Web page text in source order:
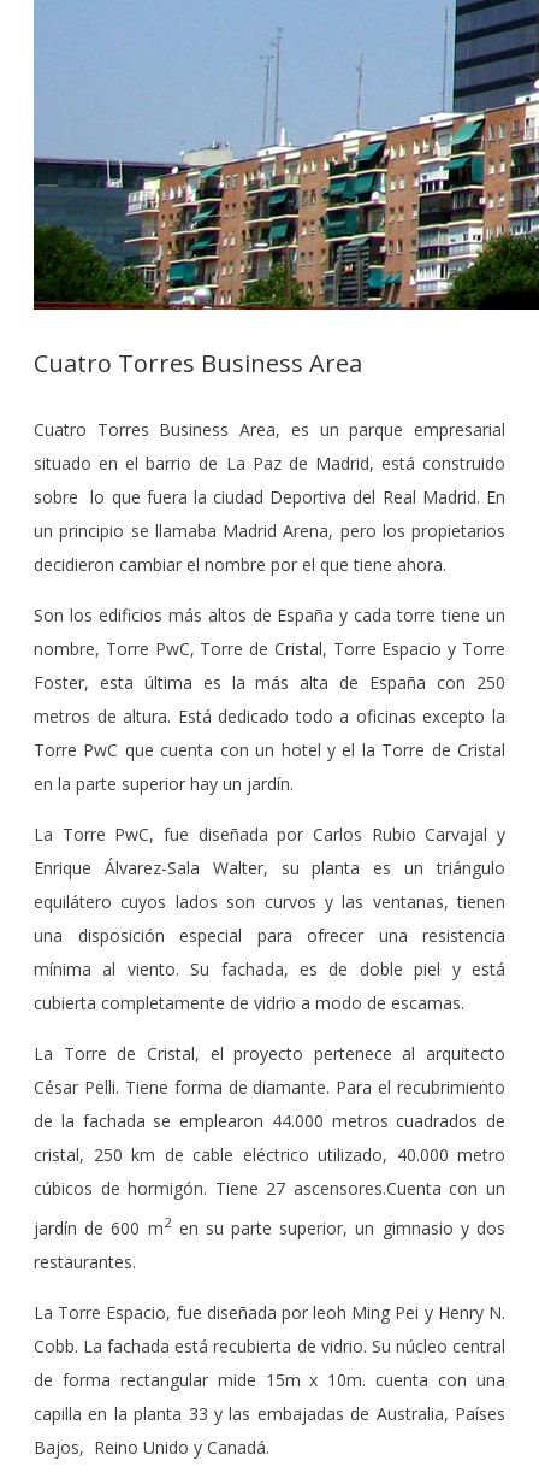
Cuatro Torres Business Area
Cuatro Torres Business Area, es un parque empresarial
situado en el barrio de La Paz de Madrid, está construido
sobre lo que fuera la ciudad Deportiva del Real Madrid. En
un principio se llamaba Madrid Arena, pero los propietarios
decidieron cambiar el nombre por el que tiene ahora.
Son los edificios más altos de España y cada torre tiene un
nombre, Torre PwC, Torre de Cristal, Torre Espacio y Torre
Foster, esta última es la más alta de España con 250
metros de altura. Está dedicado todo a oficinas excepto la
Torre PwC que cuenta con un hotel y el la Torre de Cristal
en la parte superior hay un jardín.
La Torre PwC, fue diseñada por Carlos Rubio Carvajal y
Enrique Álvarez-Sala Walter, su planta es un triángulo
equilátero cuyos lados son curvos y las ventanas, tienen
una disposición especial para ofrecer una resistencia
mínima al viento. Su fachada, es de doble piel y está
cubierta completamente de vidrio a modo de escamas.
La Torre de Cristal, el proyecto pertenece al arquitecto
César Pelli. Tiene forma de diamante. Para el recubrimiento
de la fachada se emplearon 44.000 metros cuadrados de
cristal, 250 km de cable eléctrico utilizado, 40.000 metro
cúbicos de hormigón. Tiene 27 ascensores.Cuenta con un
jardín de 600 m2en su parte superior, un gimnasio y dos
restaurantes.
La Torre Espacio, fue diseñada por leoh Ming Pei y Henry N.
Cobb. La fachada está recubierta de vidrio. Su núcleo central
de forma rectangular mide 15m x 10m. cuenta con una
capilla en la planta 33 y las embajadas de Australia, Países
Bajos, Reino Unido y Canadá.